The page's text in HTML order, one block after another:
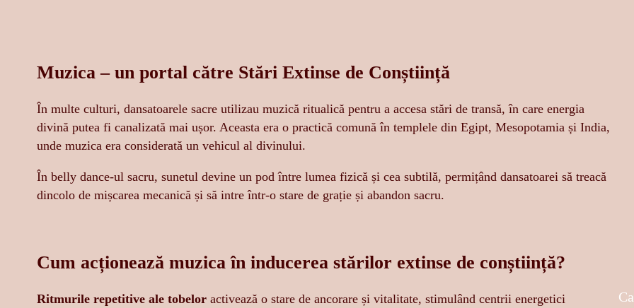
Muzica – un portal către Stări Extinse de Conștiință
​În multe culturi, dansatoarele sacre utilizau muzică ritualică pentru a accesa stări de transă, în care energia
divină putea fi canalizată mai ușor. Aceasta era o practică comună în templele din Egipt, Mesopotamia și India,
unde muzica era considerată un vehicul al divinului.
În belly dance-ul sacru, sunetul devine un pod între lumea fizică și cea subtilă, permițând dansatoarei să treacă
dincolo de mișcarea mecanică și să intre într-o stare de grație și abandon sacru.
Cum acționează muzica în inducerea stărilor extinse de conștiință?
Ritmurile repetitive ale tobelor activează o stare de ancorare și vitalitate, stimulând centrii energetici